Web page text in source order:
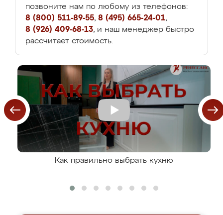
позвоните нам по любому из телефонов:
8 (800) 511-89-55, 8 (495) 665-24-01,
8 (926) 409-68-13, и наш менеджер быстро
рассчитает стоимость.
Как правильно выбрать кухню